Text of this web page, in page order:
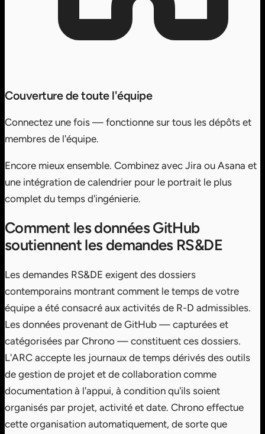
Couverture de toute l'équipe
Connectez une fois — fonctionne sur tous les dépôts et
membres de l'équipe.
Encore mieux ensemble. Combinez avec Jira ou Asana et
une intégration de calendrier pour le portrait le plus
complet du temps d'ingénierie.
Comment les données GitHub
soutiennent les demandes RS&DE
Les demandes RS&DE exigent des dossiers
contemporains montrant comment le temps de votre
équipe a été consacré aux activités de R-D admissibles.
Les données provenant de GitHub — capturées et
catégorisées par Chrono — constituent ces dossiers.
L'ARC accepte les journaux de temps dérivés des outils
de gestion de projet et de collaboration comme
documentation à l'appui, à condition qu'ils soient
organisés par projet, activité et date. Chrono effectue
cette organisation automatiquement, de sorte que